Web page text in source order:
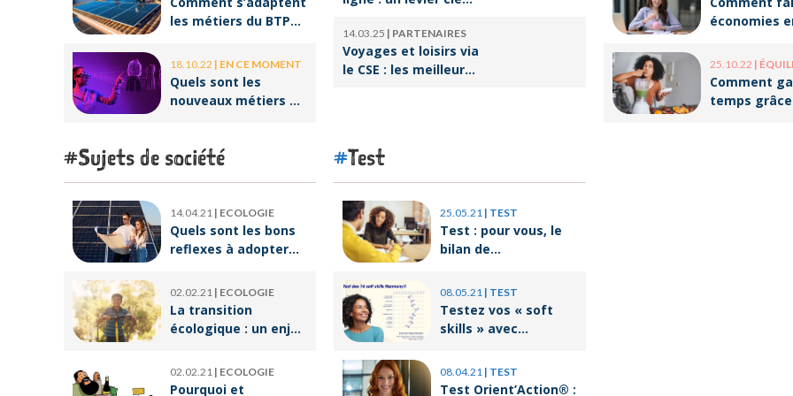
les métiers du BTP
environnementaux ?
18.10.22 | EN CE MOMENT
Quels sont les
nouveaux métiers de
reconversion
professionnelle
14.03.25 | PARTENAIRES
Voyages et loisirs via
le CSE : les meilleures
économies
organisation
25.10.22 | ÉQUILIBRE
Comment
temps
Sujets de société
14.04.21 | ECOLOGIE
Quels sont les bons
reflexes à adopter
écoresponsable ?
02.02.21 | ECOLOGIE
La transition
écologique : un enjeu
avenir meilleur
02.02.21 | ECOLOGIE
Pourquoi et
Test
25.05.21 | TEST
Test : pour vous, le
bilan de
quoi ?
08.05.21 | TEST
Testez vos « soft
skills » avec
08.04.21 | TEST
Test Orient’Action® :